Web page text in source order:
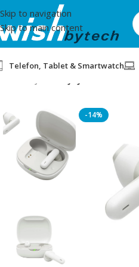
Skip to navigation
Skip to main content
Telefon, Tablet & Smartwatch
-14%